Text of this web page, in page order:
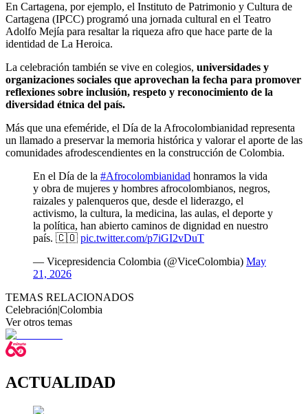
En Cartagena, por ejemplo, el Instituto de Patrimonio y Cultura de
Cartagena (IPCC) programó una jornada cultural en el Teatro
Adolfo Mejía para resaltar la riqueza afro que hace parte de la
identidad de La Heroica.
La celebración también se vive en colegios, universidades y
organizaciones sociales que aprovechan la fecha para promover
reflexiones sobre inclusión, respeto y reconocimiento de la
diversidad étnica del país.
Más que una efeméride, el Día de la Afrocolombianidad representa
un llamado a preservar la memoria histórica y valorar el aporte de las
comunidades afrodescendientes en la construcción de Colombia.
En el Día de la #Afrocolombianidad honramos la vida
y obra de mujeres y hombres afrocolombianos, negros,
raizales y palenqueros que, desde el liderazgo, el
activismo, la cultura, la medicina, las aulas, el deporte y
la política, han abierto caminos de dignidad en nuestro
país. 🇨🇴 pic.twitter.com/p7iGI2vDuT
— Vicepresidencia Colombia (@ViceColombia) May
21, 2026
TEMAS RELACIONADOS
Celebración|Colombia
Ver otros temas
ACTUALIDAD